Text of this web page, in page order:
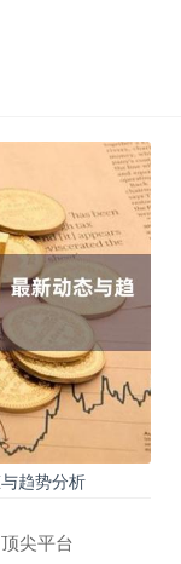
趋势分析
尖平台